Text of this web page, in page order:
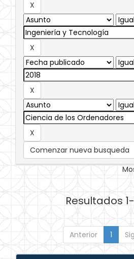
Comenzar nueva busqueda
Resultados 1-
Anterior 1